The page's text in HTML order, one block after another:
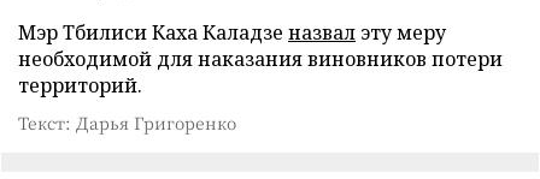
Мэр Тбилиси Каха Каладзе назвал эту меру
необходимой для наказания виновников потери
территорий.
Текст: Дарья Григоренко